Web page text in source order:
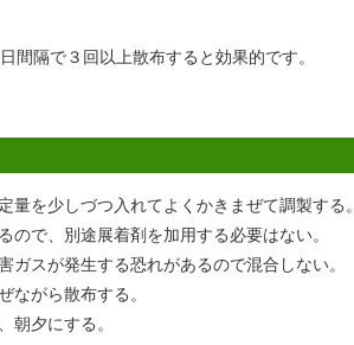
間隔で３回以上散布すると効果的です。
量を少しづつ入れてよくかきまぜて調製する。
ので、別途展着剤を加用する必要はない。
ガスが発生する恐れがあるので混合しない。
ながら散布する。
朝夕にする。